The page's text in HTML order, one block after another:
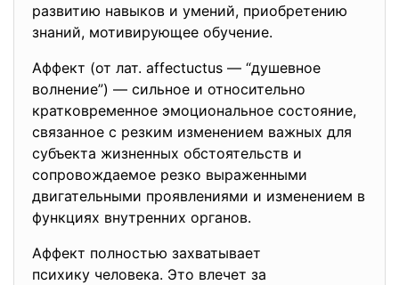
развитию навыков и умений, приобретению
знаний, мотивирующее обучение.
Аффект (от лат. affectuctus — “душевное
волнение”) — сильное и относительно
кратковременное эмоциональное состояние,
связанное с резким изменением важных для
субъекта жизненных обстоятельств и
сопровождаемое резко выраженными
двигательными проявлениями и изменением в
функциях внутренних органов.
Аффект полностью захватывает
психику человека. Это влечет за